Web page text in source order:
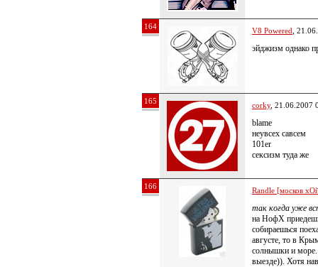
164 V8 Powered ,
эйджизм однако
165 corky, 21.06.2007
blame
неувсех савсем
101er
сексизм туда же
166 Randle [москов
так когда уже
на НофХ
собираешься
августе, то в
солнышки и море.
выезде)). Хотя